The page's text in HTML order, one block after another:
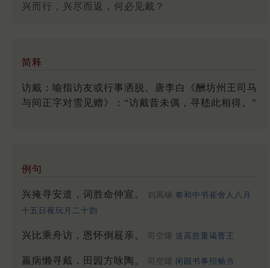
兴而行，兴尽而返，何必见戴？
简释
访戴：喻指访友或行事洒脱。唐李白《酬坊州王司马
与间正字对雪见赠》：“访戴昔未偶，寻嵇此相得。”
例句
兴掩寻安道，词胜命仲宣。 刘禹锡 奉和中书崔舍人八月
十五日夜玩月二十韵
兴比乘舟访，恩怀倒屣亲。 司空曙 送高胜重谒曹王
羸病懒寻戴，田园方咏陶。 司空曙 闲园书事招畅当